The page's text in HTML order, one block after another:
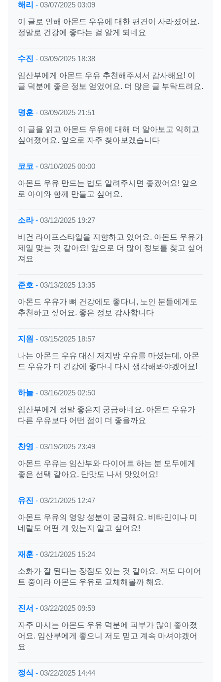
해리 - 03/07/2025 03:09
이 글로 인해 아몬드 우유에 대한 편견이 사라졌어요.
정말로 건강에 좋다는 걸 알게 되네요
수진 - 03/09/2025 18:38
임산부에게 아몬드 우유 추천해주셔서 감사해요! 이
글 덕분에 좋은 정보 얻었어요. 더 많은 글 부탁드려요.
명훈 - 03/09/2025 21:51
이 글을 읽고 아몬드 우유에 대해 더 알아보고 익히고
싶어졌어요. 앞으로 자주 찾아보겠습니다
코코 - 03/10/2025 00:00
아몬드 우유 만드는 법도 알려주시면 좋겠어요! 앞으
로 아이와 함께 만들고 싶어요.
소라- 03/12/2025 19:27
비건 라이프스타일을 지향하고 있어요. 아몬드 우유가
제일 맞는 것 같아요! 앞으로 더 많이 정보를 찾고 싶어
져요
준호 - 03/13/2025 13:35
아몬드 우유가 뼈 건강에도 좋다니, 노인 분들에게도
추천하고 싶어요. 좋은 정보 감사합니다
지원 - 03/15/2025 18:57
나는 아몬드 우유 대신 저지방 우유를 마셨는데, 아몬
드 우유가 더 건강에 좋다니 다시 생각해봐야겠어요!
하늘 - 03/16/2025 02:50
임산부에게 정말 좋은지 궁금하네요. 아몬드 우유가
다른 우유보다 어떤 점이 더 좋을까요
찬영 - 03/19/2025 23:49
아몬드 우유는 임산부와 다이어트 하는 분 모두에게
좋은 선택 같아요. 단맛도 나서 맛있어요!
유진 - 03/21/2025 12:47
아몬드 우유의 영양 성분이 궁금해요. 비타민이나 미
네랄도 어떤 게 있는지 알고 싶어요!
재훈 - 03/21/2025 15:24
소화가 잘 된다는 장점도 있는 것 같아요. 저도 다이어
트 중이라 아몬드 우유로 교체해볼까 해요.
진서 - 03/22/2025 09:59
자주 마시는 아몬드 우유 덕분에 피부가 많이 좋아졌
어요. 임산부에게 좋으니 저도 믿고 계속 마셔야겠어
요
정식 - 03/22/2025 14:44